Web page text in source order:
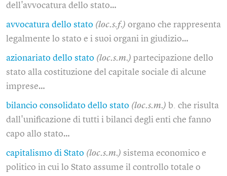
dell'avvocatura dello stato…
avvocatura dello stato (loc.s.f.) organo che rappresenta
legalmente lo stato e i suoi organi in giudizio…
azionariato dello stato (loc.s.m.) partecipazione dello
stato alla costituzione del capitale sociale di alcune
imprese…
bilancio consolidato dello stato (loc.s.m.) b. che risulta
dall'unificazione di tutti i bilanci degli enti che fanno
capo allo stato…
capitalismo di Stato (loc.s.m.) sistema economico e
politico in cui lo Stato assume il controllo totale o